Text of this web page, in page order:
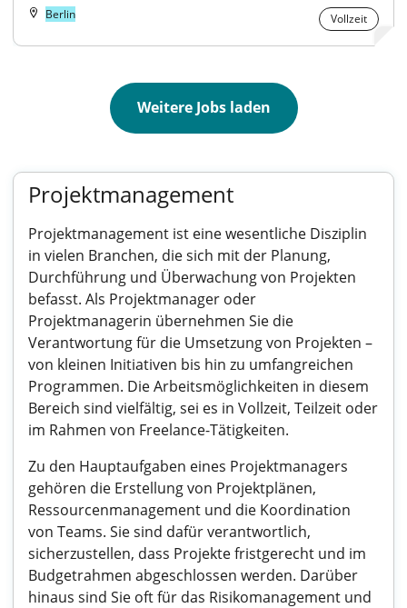
Berlin Vollzeit
Weitere Jobs laden
Projektmanagement
Projektmanagement ist eine wesentliche Disziplin
in vielen Branchen, die sich mit der Planung,
Durchführung und Überwachung von Projekten
befasst. Als Projektmanager oder
Projektmanagerin übernehmen Sie die
Verantwortung für die Umsetzung von Projekten –
von kleinen Initiativen bis hin zu umfangreichen
Programmen. Die Arbeitsmöglichkeiten in diesem
Bereich sind vielfältig, sei es in Vollzeit, Teilzeit oder
im Rahmen von Freelance-Tätigkeiten.
Zu den Hauptaufgaben eines Projektmanagers
gehören die Erstellung von Projektplänen,
Ressourcenmanagement und die Koordination
von Teams. Sie sind dafür verantwortlich,
sicherzustellen, dass Projekte fristgerecht und im
Budgetrahmen abgeschlossen werden. Darüber
hinaus sind Sie oft für das Risikomanagement und